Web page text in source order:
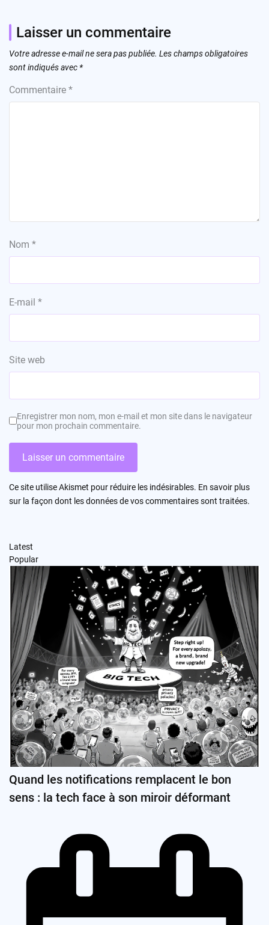
Laisser un commentaire
Votre adresse e-mail ne sera pas publiée. Les champs obligatoires
sont indiqués avec *
Commentaire *
Nom *
E-mail *
Site web
Enregistrer mon nom, mon e-mail et mon site dans le navigateur
pour mon prochain commentaire.
Ce site utilise Akismet pour réduire les indésirables. En savoir plus
sur la façon dont les données de vos commentaires sont traitées.
Latest
Popular
Quand les notifications remplacent le bon
sens : la tech face à son miroir déformant